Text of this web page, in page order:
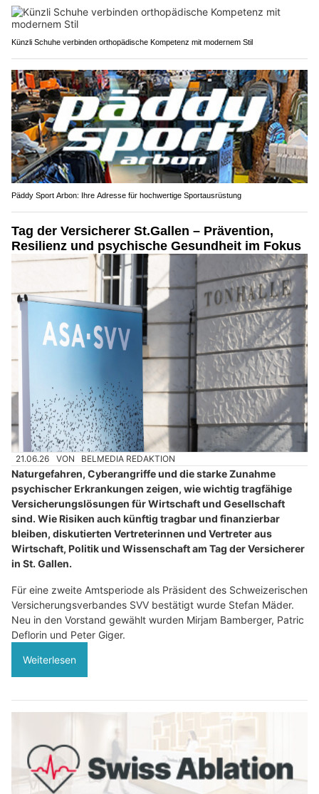
Künzli Schuhe verbinden orthopädische Kompetenz mit modernem Stil
Päddy Sport Arbon: Ihre Adresse für hochwertige Sportausrüstung
Tag der Versicherer St.Gallen – Prävention,
Resilienz und psychische Gesundheit im Fokus
21.06.26 VON BELMEDIA REDAKTION
Naturgefahren, Cyberangriffe und die starke Zunahme
psychischer Erkrankungen zeigen, wie wichtig tragfähige
Versicherungslösungen für Wirtschaft und Gesellschaft
sind. Wie Risiken auch künftig tragbar und finanzierbar
bleiben, diskutierten Vertreterinnen und Vertreter aus
Wirtschaft, Politik und Wissenschaft am Tag der Versicherer
in St. Gallen.
Für eine zweite Amtsperiode als Präsident des Schweizerischen
Versicherungsverbandes SVV bestätigt wurde Stefan Mäder.
Neu in den Vorstand gewählt wurden Mirjam Bamberger, Patric
Deflorin und Peter Giger.
Weiterlesen